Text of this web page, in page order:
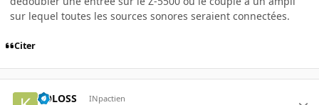
sur lequel toutes les sources sonores seraient connectées.
Citer
KOLOSS INpactien